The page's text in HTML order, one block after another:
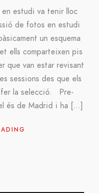
estudi va tenir lloc
de fotos en estudi
un esquema
ells comparteixen pis
que van estar revisant
sessions des que els
la selecció. Pre-
és de Madrid i ha […]